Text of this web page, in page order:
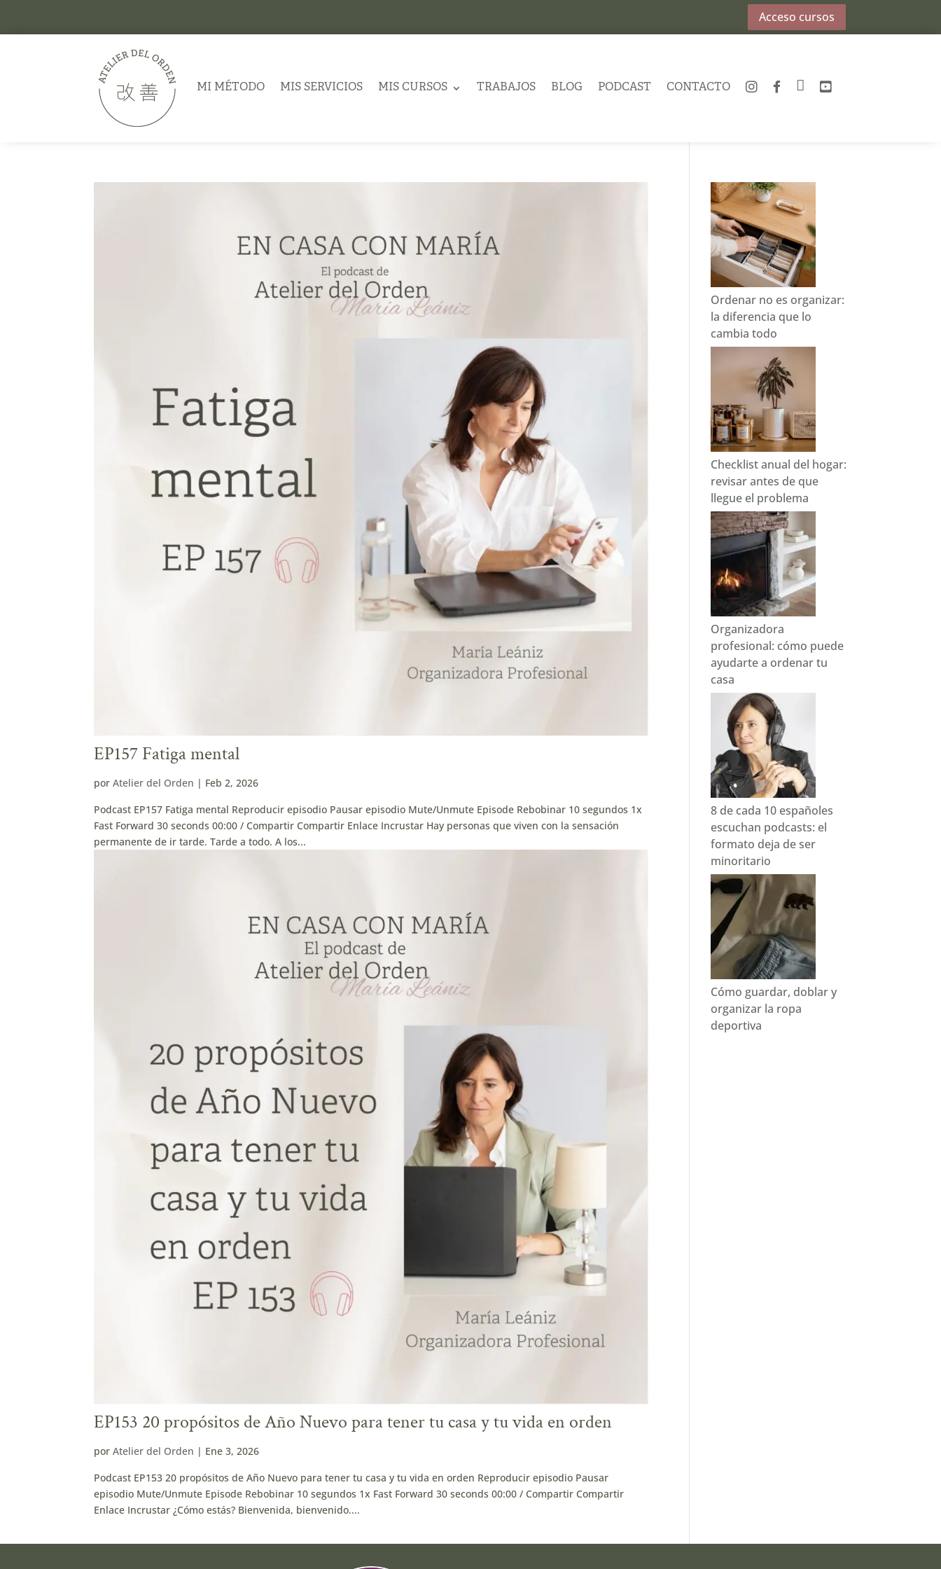
Acceso cursos
MI MÉTODO MIS SERVICIOS MIS CURSOS TRABAJOS BLOG PODCAST CONTACTO INSTAGRAM
FACEBOOK
TWITTERYOUTUBE
EP157 Fatiga mental
porAtelier del Orden | Feb 2, 2026
Podcast EP157 Fatiga mental Reproducir episodio Pausar episodio Mute/Unmute Episode Rebobinar 10 segundos 1x
Fast Forward 30 seconds 00:00 / Compartir Compartir Enlace Incrustar Hay personas que viven con la sensación
permanente de ir tarde. Tarde a todo. A los...
EP153 20 propósitos de Año Nuevo para tener tu casa y tu vida en orden
porAtelier del Orden | Ene 3, 2026
Podcast EP153 20 propósitos de Año Nuevo para tener tu casa y tu vida en orden Reproducir episodio Pausar
episodio Mute/Unmute Episode Rebobinar 10 segundos 1x Fast Forward 30 seconds 00:00 / Compartir Compartir
Enlace Incrustar ¿Cómo estás? Bienvenida, bienvenido....
Ordenar no es organizar:
la diferencia que lo
cambia todo
Checklist anual del hogar:
revisar antes de que
llegue el problema
Organizadora
profesional: cómo puede
ayudarte a ordenar tu
casa
8 de cada 10 españoles
escuchan podcasts: el
formato deja de ser
minoritario
Cómo guardar, doblar y
organizar la ropa
deportiva